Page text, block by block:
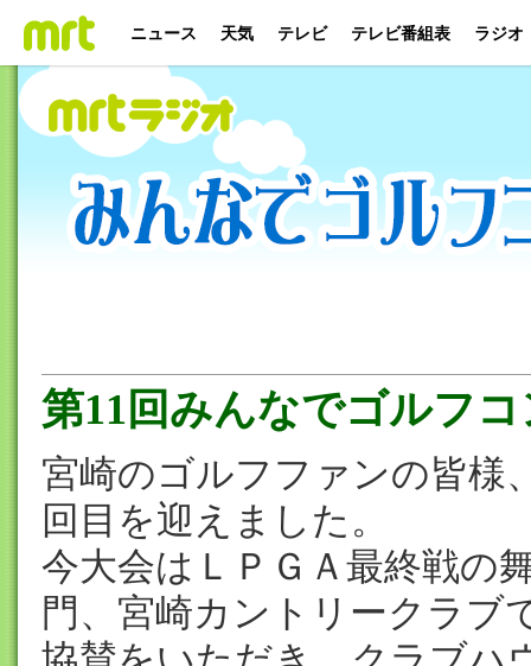
ニュース 天気 テレビ テレビ番組表 ラジオ
第11回みんなでゴルフ
宮崎のゴルフファンの皆様
回目を迎えました。
今大会はＬＰＧＡ最終戦の
門、宮崎カントリークラブ